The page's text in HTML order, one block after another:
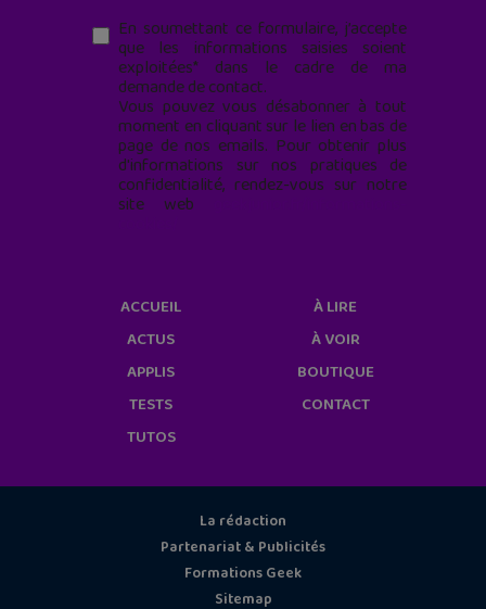
En soumettant ce formulaire, j’accepte
que les informations saisies soient
exploitées* dans le cadre de ma
demande de contact.
Vous pouvez vous désabonner à tout
moment en cliquant sur le lien en bas de
page de nos emails. Pour obtenir plus
d'informations sur nos pratiques de
confidentialité, rendez-vous sur notre
site web
ACCUEIL
ACTUS
APPLIS
TESTS
TUTOS
À LIRE
À VOIR
BOUTIQUE
CONTACT
La rédaction
Partenariat & Publicités
Formations Geek
Sitemap